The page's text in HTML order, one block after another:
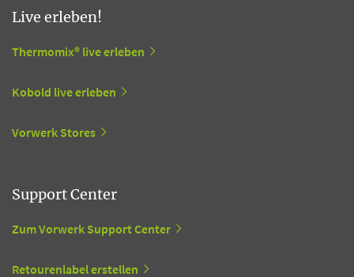
Live erleben!
Thermomix® live erleben
Kobold live erleben
Vorwerk Stores
Support Center
Zum Vorwerk Support Center
Retourenlabel erstellen